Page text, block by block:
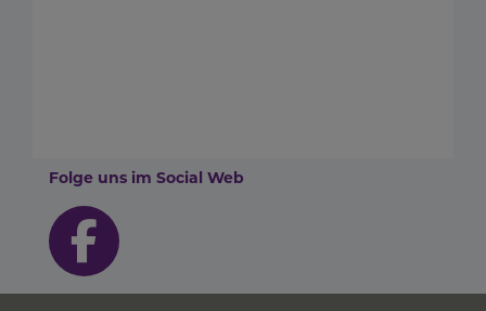
Folge uns im Social Web